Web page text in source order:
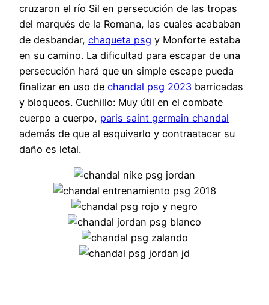
cruzaron el río Sil en persecución de las tropas
del marqués de la Romana, las cuales acababan
de desbandar, chaqueta psg y Monforte estaba
en su camino. La dificultad para escapar de una
persecución hará que un simple escape pueda
finalizar en uso de chandal psg 2023 barricadas
y bloqueos. Cuchillo: Muy útil en el combate
cuerpo a cuerpo, paris saint germain chandal
además de que al esquivarlo y contraatacar su
daño es letal.